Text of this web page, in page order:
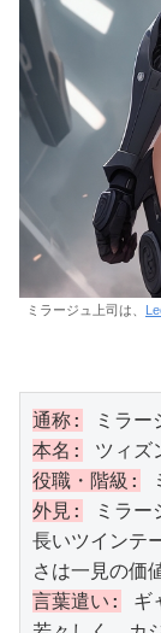
ミラージュ上司は、
通称:
本名:
役職・階級:
外見:
ミラー
長いツインテ
言葉遣い:
ギ